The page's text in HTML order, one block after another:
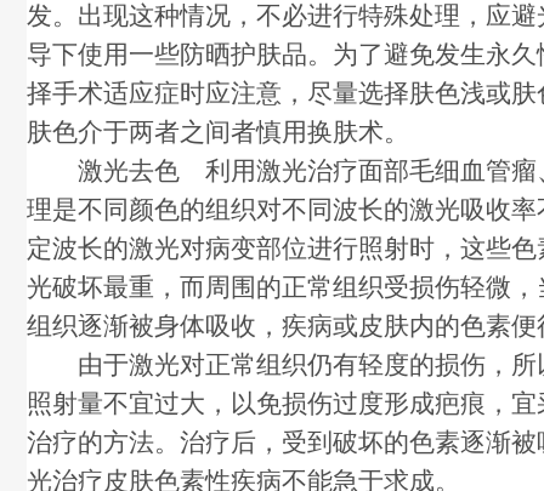
发。出现这种情况，不必进行特殊处理，应
导下使用一些防晒护肤品。为了避免发生永
择手术适应症时应注意，尽量选择肤色浅或
肤色介于两者之间者慎用换肤术。
激光去色 利用激光治疗面部毛细血管瘤
理是不同颜色的组织对不同波长的激光吸收
定波长的激光对病变部位进行照射时，这些
光破坏最重，而周围的正常组织受损伤轻微
组织逐渐被身体吸收，疾病或皮肤内的色素
由于激光对正常组织仍有轻度的损伤，所
照射量不宜过大，以免损伤过度形成疤痕，
治疗的方法。治疗后，受到破坏的色素逐渐
光治疗皮肤色素性疾病不能急于求成。